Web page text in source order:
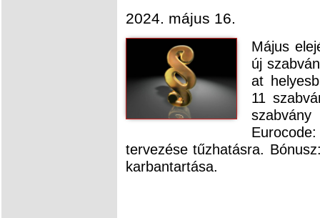
2024. május 16.
Május
új
at
11
tervezése tűzhatásra.
karbantartása.